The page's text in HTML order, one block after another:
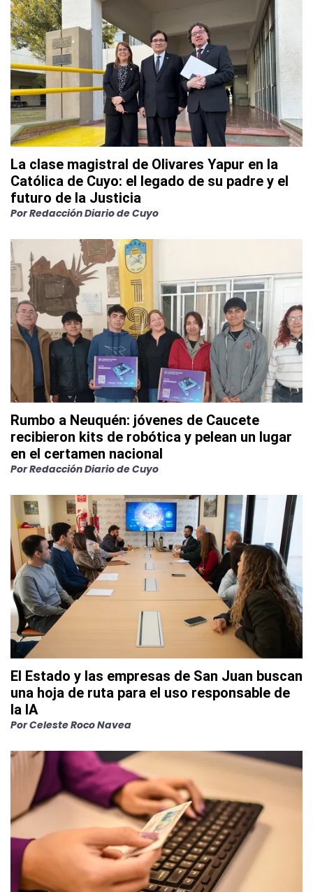
La clase magistral de Olivares Yapur en la
Católica de Cuyo: el legado de su padre y el
futuro de la Justicia
PorRedacción Diario de Cuyo
Rumbo a Neuquén: jóvenes de Caucete
recibieron kits de robótica y pelean un lugar
en el certamen nacional
PorRedacción Diario de Cuyo
El Estado y las empresas de San Juan buscan
una hoja de ruta para el uso responsable de
la IA
PorCeleste Roco Navea